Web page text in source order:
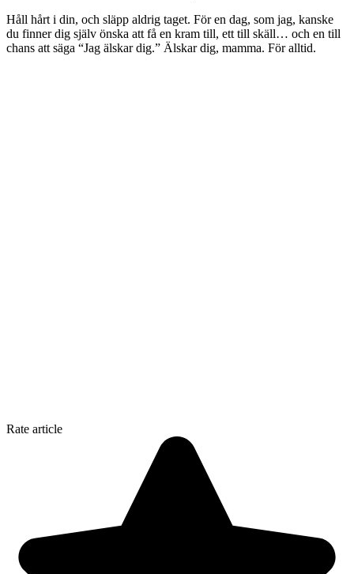
Håll hårt i din, och släpp aldrig taget. För en dag, som jag, kanske
du finner dig själv önska att få en kram till, ett till skäll… och en till
chans att säga “Jag älskar dig.” Älskar dig, mamma. För alltid.
Rate article